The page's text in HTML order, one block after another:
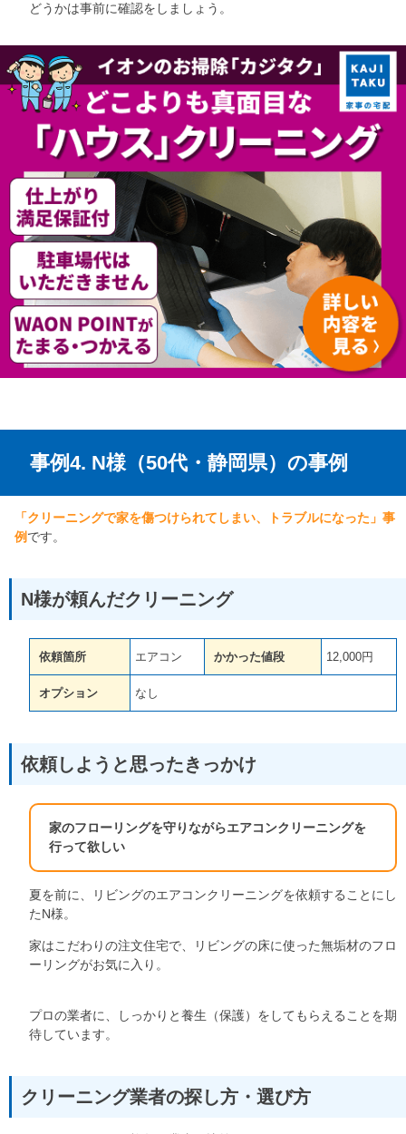
どうかは事前に確認をしましょう。
事例4. N様（50代・静岡県）の事例
「クリーニングで家を傷つけられてしまい、トラブルになった」事
例です。
N様が頼んだクリーニング
依頼箇所 エアコン かかった値段 12,000円
オプション なし
依頼しようと思ったきっかけ
家のフローリングを守りながらエアコンクリーニングを
行って欲しい
夏を前に、リビングのエアコンクリーニングを依頼することにし
たN様。
家はこだわりの注文住宅で、リビングの床に使った無垢材のフロ
ーリングがお気に入り。
プロの業者に、しっかりと養生（保護）をしてもらえることを期
待しています。
クリーニング業者の探し方・選び方